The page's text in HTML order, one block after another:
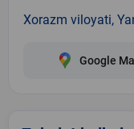
Xorazm viloyati,
Google